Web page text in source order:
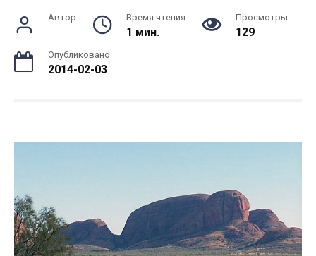
Автор Время чтения
1 мин.
Просмотры
129
Опубликовано
2014-02-03